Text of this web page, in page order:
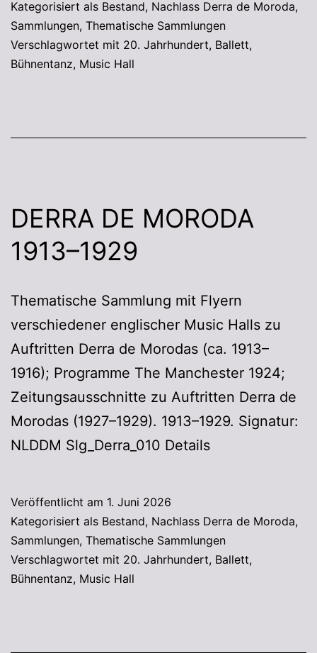
Kategorisiert als Bestand, Nachlass Derra de Moroda,
Sammlungen, Thematische Sammlungen
Verschlagwortet mit 20. Jahrhundert, Ballett,
Bühnentanz, Music Hall
DERRA DE MORODA
1913–1929
Thematische Sammlung mit Flyern
verschiedener englischer Music Halls zu
Auftritten Derra de Morodas (ca. 1913–
1916); Programme The Manchester 1924;
Zeitungsausschnitte zu Auftritten Derra de
Morodas (1927–1929). 1913–1929. Signatur:
NLDDM Slg_Derra_010 Details
Veröffentlicht am 1. Juni 2026
Kategorisiert als Bestand, Nachlass Derra de Moroda,
Sammlungen, Thematische Sammlungen
Verschlagwortet mit 20. Jahrhundert, Ballett,
Bühnentanz, Music Hall